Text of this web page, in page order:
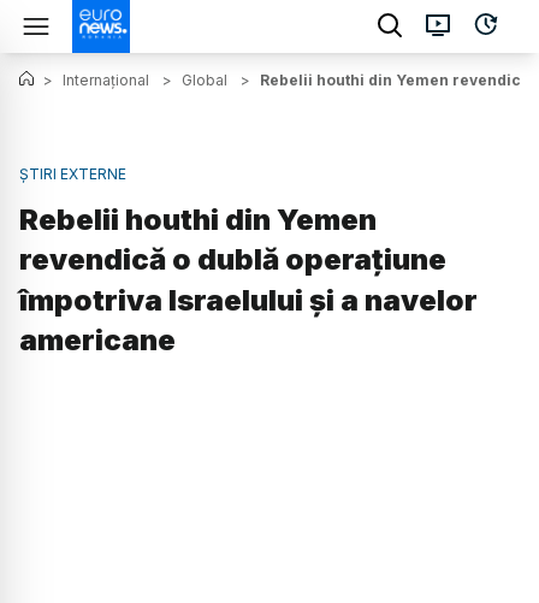
> Internațional > Global > Rebelii houthi din Yemen
ȘTIRI EXTERNE
Rebelii houthi din Yemen
revendică o dublă operațiune
împotriva Israelului și a navelor
americane